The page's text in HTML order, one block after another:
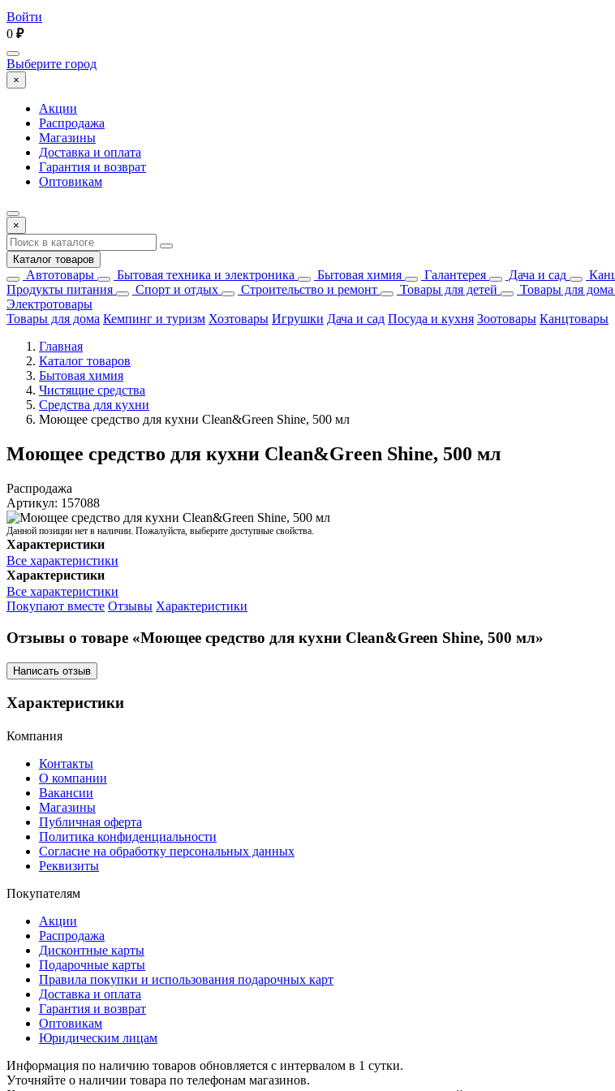
Войти
0 ₽
Выберите город
×
Акции
Распродажа
Магазины
Доставка и оплата
Гарантия и возврат
Оптовикам
×
Каталог товаров
Автотовары Бытовая техника и электроника Бытовая химия Галантерея Дача и сад
Продукты питания
Спорт и отдых Строительство и ремонт Товары для детей Товары для дома
Электротовары
Товары для дома Кемпинг и туризм Хозтовары Игрушки Дача и сад Посуда и кухня Зоотовары Канцтовары
Главная
Каталог товаров
Бытовая химия
Чистящие средства
Средства для кухни
Моющее средство для кухни Clean&Green Shine, 500 мл
Моющее средство для кухни Clean&Green Shine, 500 мл
Распродажа
Артикул: 157088
Данной позиции нет в наличии. Пожалуйста, выберите доступные свойства.
Характеристики
Все характеристики
Характеристики
Все характеристики
Покупают вместе Отзывы Характеристики
Отзывы о товаре «Моющее средство для кухни Clean&Green Shine, 500 мл»
Написать отзыв
Характеристики
Компания
Контакты
О компании
Вакансии
Магазины
Публичная оферта
Политика конфиденциальности
Согласие на обработку персональных данных
Реквизиты
Покупателям
Акции
Распродажа
Дисконтные карты
Подарочные карты
Правила покупки и использования подарочных карт
Доставка и оплата
Гарантия и возврат
Оптовикам
Юридическим лицам
Информация по наличию товаров обновляется с интервалом в 1 сутки.
Уточняйте о наличии товара по телефонам магазинов.